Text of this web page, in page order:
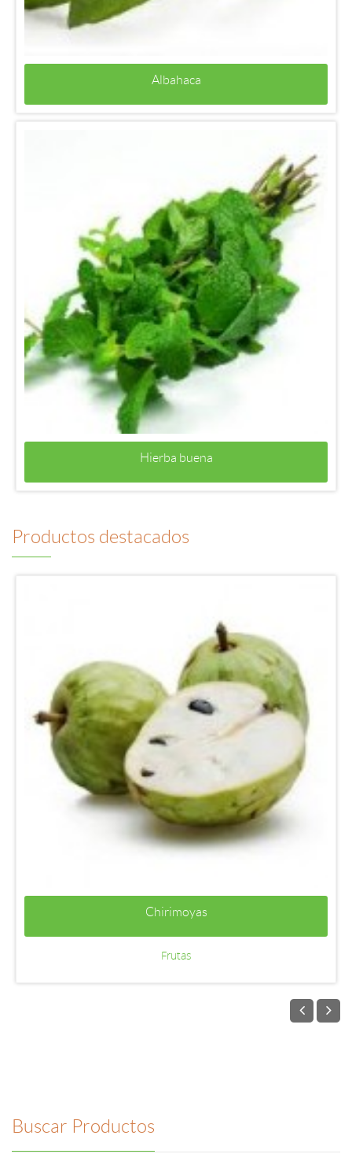
Albahaca
Hierba buena
Productos destacados
Chirimoyas
Frutas
Buscar Productos